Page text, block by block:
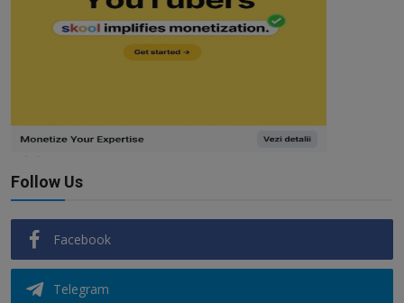
Follow Us
Facebook
Telegram